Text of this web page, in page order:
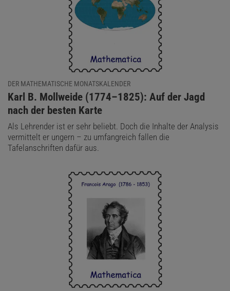
DER MATHEMATISCHE MONATSKALENDER
:
Karl B. Mollweide (1774–1825): Auf der Jagd
nach der besten Karte
Als Lehrender ist er sehr beliebt. Doch die Inhalte der Analysis
vermittelt er ungern – zu umfangreich fallen die
Tafelanschriften dafür aus.